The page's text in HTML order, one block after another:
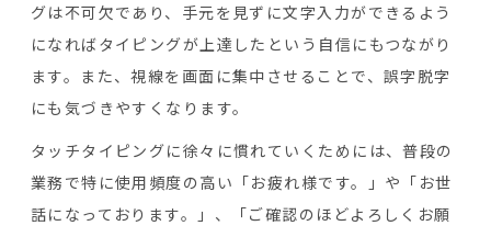
グは不可欠であり、手元を見ずに文字入力ができるよう
になればタイピングが上達したという自信にもつながり
ます。また、視線を画面に集中させることで、誤字脱字
にも気づきやすくなります。
タッチタイピングに徐々に慣れていくためには、普段の
業務で特に使用頻度の高い「お疲れ様です。」や「お世
話になっております。」、「ご確認のほどよろしくお願